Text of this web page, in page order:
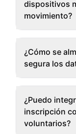
dispositivos
movimiento?
¿Cómo se
segura los
¿Puedo
inscripción
voluntarios?